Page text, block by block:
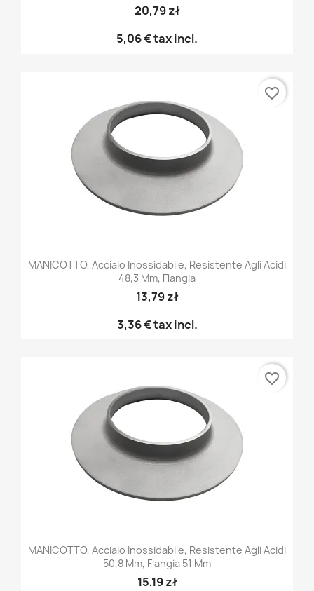
20,79 zł
5,06 €tax incl.
MANICOTTO, Acciaio Inossidabile, Resistente Agli Acidi
48,3 Mm, Flangia
13,79 zł
3,36 €tax incl.
favorite_border
MANICOTTO, Acciaio Inossidabile, Resistente Agli Acidi
50,8 Mm, Flangia 51 Mm
15,19 zł
favorite_border